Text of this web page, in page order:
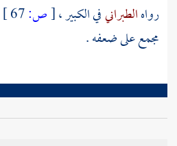
رواهالطبرانيفي الكبير ،[ص:
مجمععلى ضعفه .